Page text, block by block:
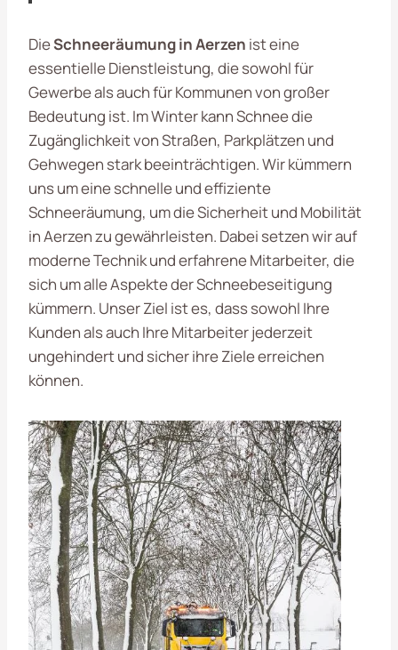
DieSchneeräumung in Aerzen ist eine
essentielle Dienstleistung, die sowohl für
Gewerbe als auch für Kommunen von großer
Bedeutung ist. Im Winter kann Schnee die
Zugänglichkeit von Straßen, Parkplätzen und
Gehwegen stark beeinträchtigen. Wir kümmern
uns um eine schnelle und effiziente
Schneeräumung, um die Sicherheit und Mobilität
in Aerzen zu gewährleisten. Dabei setzen wir auf
moderne Technik und erfahrene Mitarbeiter, die
sich um alle Aspekte der Schneebeseitigung
kümmern. Unser Ziel ist es, dass sowohl Ihre
Kunden als auch Ihre Mitarbeiter jederzeit
ungehindert und sicher ihre Ziele erreichen
können.